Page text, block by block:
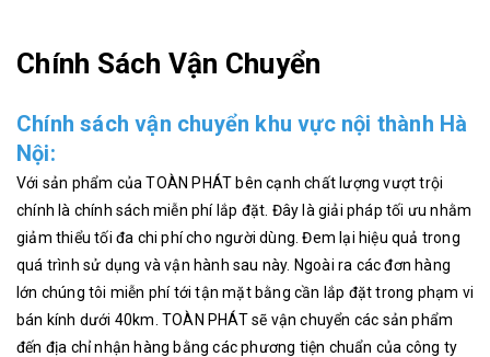
Chính Sách Vận Chuyển
Chính sách vận chuyển khu vực nội thành Hà
Nội:
Với sản phẩm của TOÀN PHÁT bên cạnh chất lượng vượt trội
chính là chính sách miễn phí lắp đặt. Đây là giải pháp tối ưu nhằm
giảm thiểu tối đa chi phí cho người dùng. Đem lại hiệu quả trong
quá trình sử dụng và vận hành sau này. Ngoài ra các đơn hàng
lớn chúng tôi miễn phí tới tận mặt bằng cần lắp đặt trong phạm vi
bán kính dưới 40km. TOÀN PHÁT sẽ vận chuyển các sản phẩm
đến địa chỉ nhận hàng bằng các phương tiện chuẩn của công ty